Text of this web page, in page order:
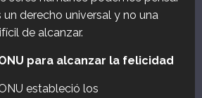
derecho universal y no una
de alcanzar.
para alcanzar la felicidad
estableció los